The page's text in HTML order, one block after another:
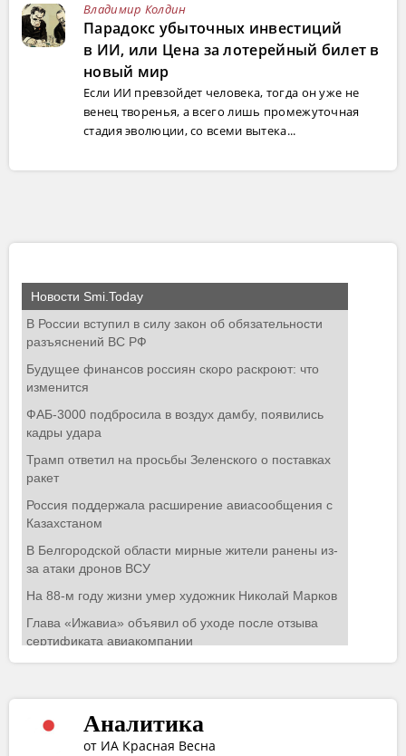
Владимир Колдин
Парадокс убыточных инвестиций
в ИИ, или Цена за лотерейный билет в
новый мир
Если ИИ превзойдет человека, тогда он уже не
венец творенья, а всего лишь промежуточная
стадия эволюции, со всеми вытека...
Аналитика
от ИА Красная Весна